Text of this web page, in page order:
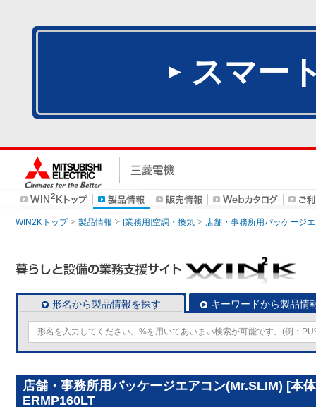
スマー
WIN2Kトップ 製品情報 [業務用]空調・換気 店舗・事務所用パッケージ
形名から製品情報を探す キーワードから製品情
店舗・事務所用パッケージエアコン(Mr.SLIM) [本
ERMP160LT